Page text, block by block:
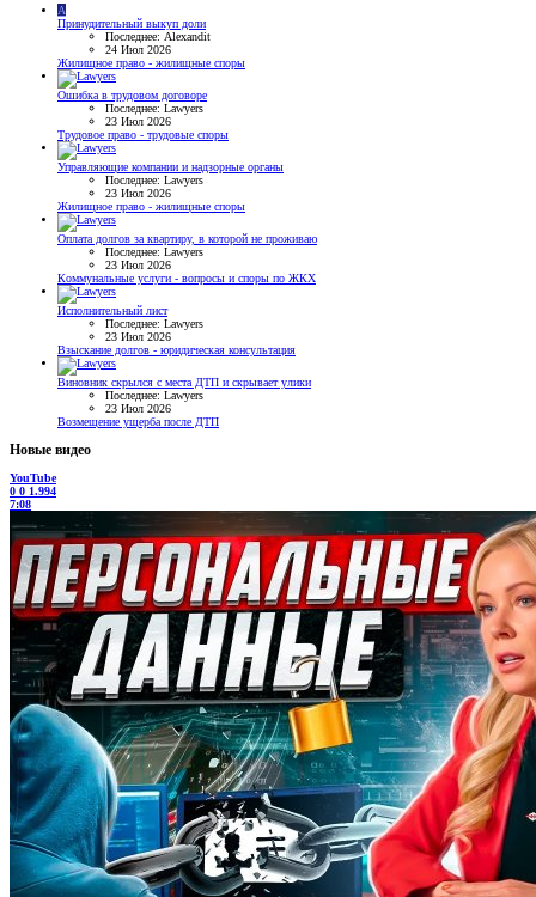
A
Принудительный выкуп доли
Последнее: Alexandit
24 Июл 2026
Жилищное право - жилищные споры
Ошибка в трудовом договоре
Последнее: Lawyers
23 Июл 2026
Трудовое право - трудовые споры
Управляющие компании и надзорные органы
Последнее: Lawyers
23 Июл 2026
Жилищное право - жилищные споры
Оплата долгов за квартиру, в которой не проживаю
Последнее: Lawyers
23 Июл 2026
Коммунальные услуги - вопросы и споры по ЖКХ
Исполнительный лист
Последнее: Lawyers
23 Июл 2026
Взыскание долгов - юридическая консультация
Виновник скрылся с места ДТП и скрывает улики
Последнее: Lawyers
23 Июл 2026
Возмещение ущерба после ДТП
Новые видео
YouTube
0 0 1.994
7:08